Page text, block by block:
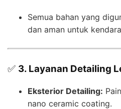
Semua bahan yang
dan aman untuk
✅ 3. Layanan Detailing
Eksterior Detailing:
nano ceramic coating.